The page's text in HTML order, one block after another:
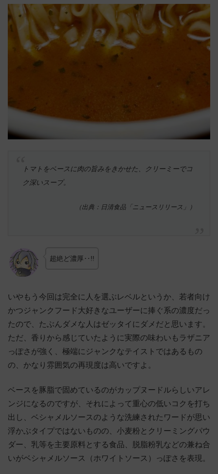
トマトをベースに肉の旨みをきかせた、クリーミーでコ
ク深いスープ。
（出典：日清食品「ニュースリリース」）
超絶ど濃厚‥!!
いやもう今回は完全に人を選ぶレベルというか、若者向け
かつジャンクフード大好きなユーザーに捧ぐ系の濃度だっ
たので、たぶんダメな人はゼッタイにダメだと思います。
ただ、香りから感じていたように実際の味わいもラザニア
っぽさが強く、極端にジャンクなテイストではあるもの
の、かなり雰囲気の再現度は高いですよ。
ベースを豚脂で固めているのがカップヌードルらしいアレ
ンジになるのですが、それによって重心の低いコクを打ち
出し、ベシャメルソースのような洗練されたワードが思い
浮かぶタイプではないものの、小麦粉とクリーミングパウ
ダー、乳等を主要原料とする食品、脱脂粉乳などの兼ね合
いがベシャメルソース（ホワイトソース）っぽさを表現。